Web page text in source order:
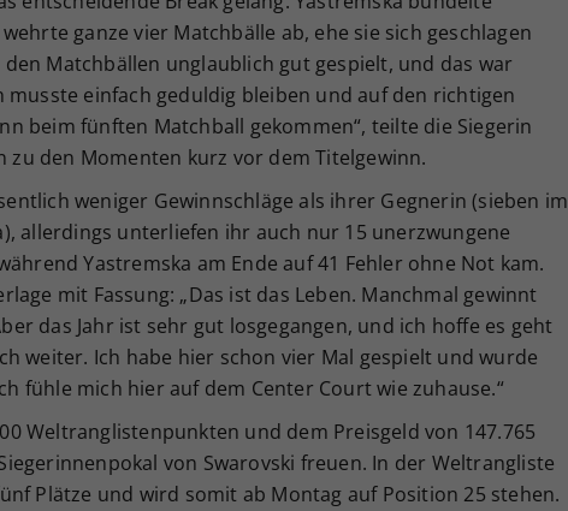
ganze vier Matchbälle ab, ehe sie sich geschlagen
Matchbällen unglaublich gut gespielt, und das war
musste einfach geduldig bleiben und auf den richtigen
beim fünften Matchball gekommen“, teilte die Siegerin
zu den Momenten kurz vor dem Titelgewinn.
weniger Gewinnschläge als ihrer Gegnerin (sieben im
allerdings unterliefen ihr auch nur 15 unerzwungene
Yastremska am Ende auf 41 Fehler ohne Not kam.
mit Fassung: „Das ist das Leben. Manchmal gewinnt
das Jahr ist sehr gut losgegangen, und ich hoffe es geht
weiter. Ich habe hier schon vier Mal gespielt und wurde
fühle mich hier auf dem Center Court wie zuhause.“
Weltranglistenpunkten und dem Preisgeld von 147.765
von Swarovski freuen. In der Weltrangliste
Plätze und wird somit ab Montag auf Position 25 stehen.